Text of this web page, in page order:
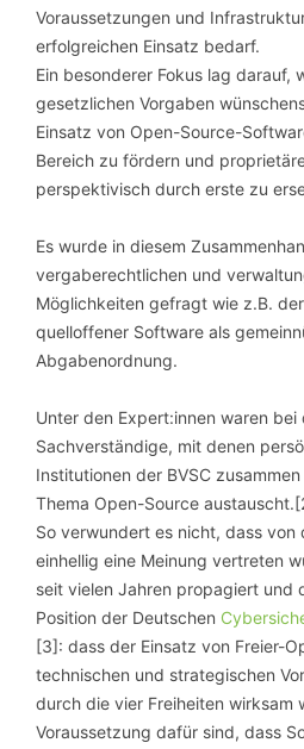
Voraussetzungen und
erfolgreichen Einsatz bedarf.
Ein besonderer Fokus lag darauf,
gesetzlichen Vorgaben
Einsatz von Open-Source-
Bereich zu fördern und
perspektivisch durch erste zu
Es wurde in diesem
vergaberechtlichen und
Möglichkeiten gefragt wie z.B.
quelloffener Software als
Abgabenordnung.
Unter den Expert:innen waren
Sachverständige, mit denen
Institutionen der BVSC
Thema Open-Source
So verwundert es nicht, dass von
einhellig eine Meinung vertreten
seit vielen Jahren propagiert und
Position der Deutschen
[3]: dass der Einsatz von Freier-
technischen und strategischen
durch die vier Freiheiten wirksam
Voraussetzung dafür sind, dass